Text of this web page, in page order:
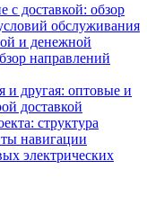
с доставкой: обзор
обслуживания
и денежной
направлений
и другая: оптовые и
доставкой
структура
навигации
электрических